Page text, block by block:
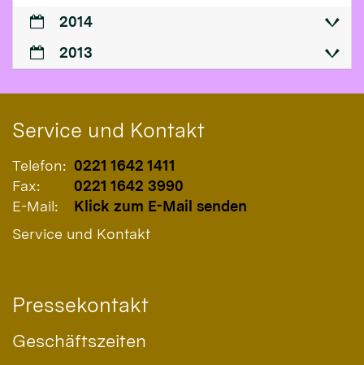
2014
2013
Service und Kontakt
Telefon: 0221 1642 1411
Fax:
0221 1642 3990
E-Mail:
Klick zum E-Mail senden
Service und Kontakt
Pressekontakt
Geschäftszeiten